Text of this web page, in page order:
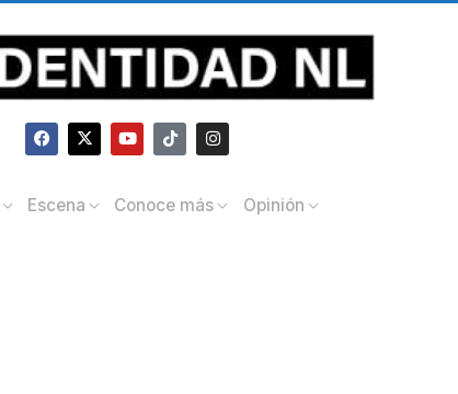
Escena Conoce más Opinión